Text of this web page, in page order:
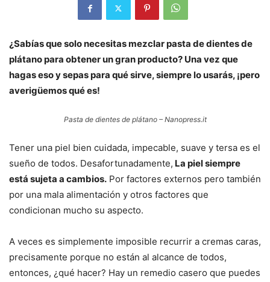
¿Sabías que solo necesitas mezclar pasta de dientes de
plátano para obtener un gran producto? Una vez que
hagas eso y sepas para qué sirve, siempre lo usarás, ¡pero
averigüemos qué es!
Pasta de dientes de plátano – Nanopress.it
Tener una piel bien cuidada, impecable, suave y tersa es el
sueño de todos. Desafortunadamente, La piel siempre
está sujeta a cambios. Por factores externos pero también
por una mala alimentación y otros factores que
condicionan mucho su aspecto.
A veces es simplemente imposible recurrir a cremas caras,
precisamente porque no están al alcance de todos,
entonces, ¿qué hacer? Hay un remedio casero que puedes